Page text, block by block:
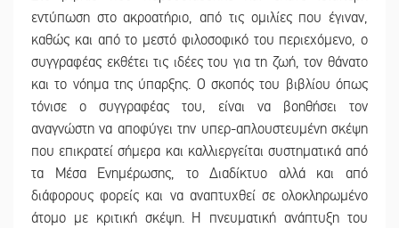
εντύπωση στο ακροατήριο, από τις ομιλίες που έγιναν,
καθώς και από το μεστό φιλοσοφικό του περιεχόμενο, ο
συγγραφέας εκθέτει τις ιδέες του για τη ζωή, τον θάνατο
και το νόημα της ύπαρξης. Ο σκοπός του βιβλίου όπως
τόνισε ο συγγραφέας του, είναι να βοηθήσει τον
αναγνώστη να αποφύγει την υπερ-απλουστευμένη σκέψη
που επικρατεί σήμερα και καλλιεργείται συστηματικά από
τα Μέσα Ενημέρωσης, το Διαδίκτυο αλλά και από
διάφορους φορείς και να αναπτυχθεί σε ολοκληρωμένο
άτομο με κριτική σκέψη. Η πνευματική ανάπτυξη του